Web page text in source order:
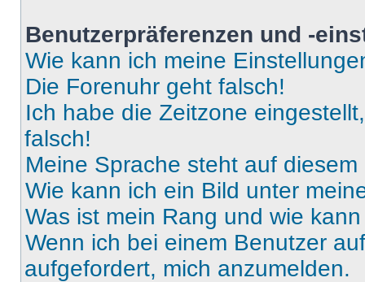
Benutzerpräferenzen und -
Wie kann ich meine
Die Forenuhr geht falsch!
Ich habe die Zeitzone
falsch!
Meine Sprache steht auf
Wie kann ich ein Bild unter
Was ist mein Rang und wie
Wenn ich bei einem Benutzer
aufgefordert, mich anzumelden.